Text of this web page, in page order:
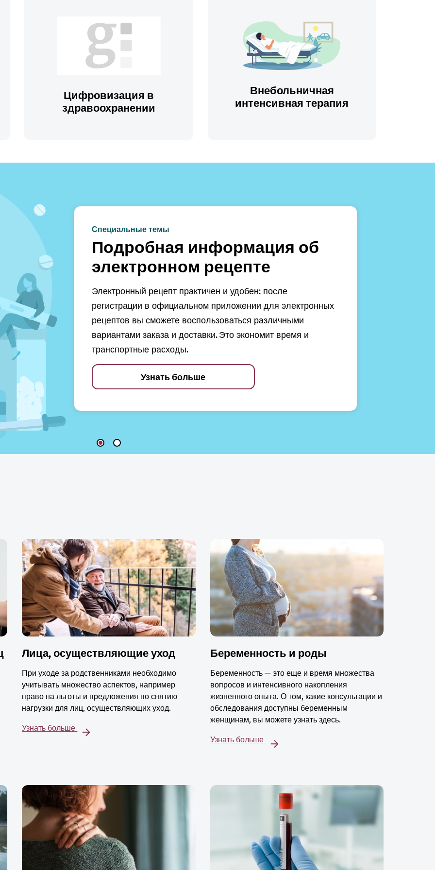
Цифровизация в
здравоохранении
Внебольничная
интенсивная терапия
Специальные темы
Подробная информация об
электронном рецепте
Электронный рецепт практичен и удобен: после
регистрации в официальном приложении для электронных
рецептов вы сможете воспользоваться различными
вариантами заказа и доставки. Это экономит время и
транспортные расходы.
Узнать больше
Лица, осуществляющие уход
При уходе за родственниками необходимо
учитывать множество аспектов, например
право на льготы и предложения по снятию
нагрузки для лиц, осуществляющих уход.
Узнать больше
Беременность и роды
Беременность — это еще и время множества
вопросов и интенсивного накопления
жизненного опыта. О том, какие консультации и
обследования доступны беременным
женщинам, вы можете узнать здесь.
Узнать больше